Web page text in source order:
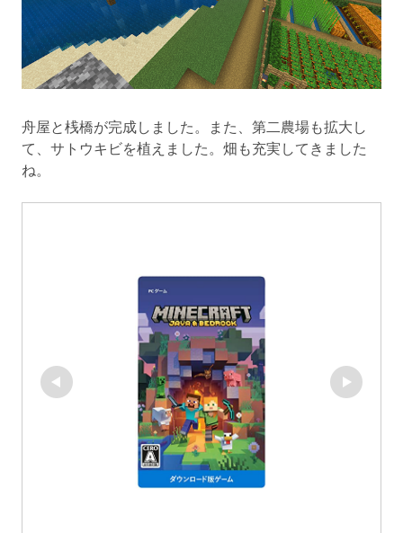
舟屋と桟橋が完成しました。また、第二農場も拡大し
て、サトウキビを植えました。畑も充実してきました
ね。